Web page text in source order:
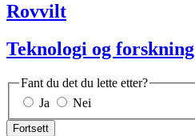
Rovvilt
Teknologi og forskning
Fant du det du lette etter?
Ja
Nei
Fortsett